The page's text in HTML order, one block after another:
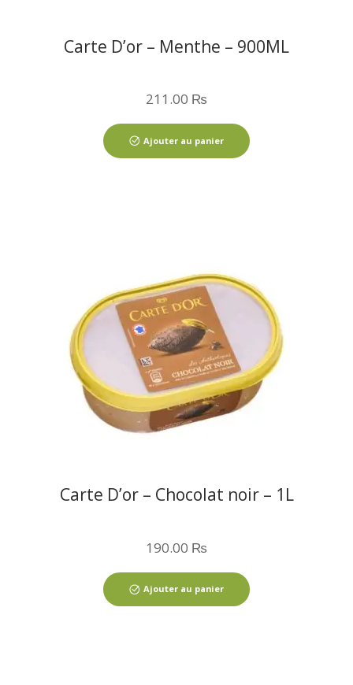
Carte D’or – Menthe – 900ML
211.00 ₨
Ajouter au panier
Carte D’or – Chocolat noir – 1L
190.00 ₨
Ajouter au panier